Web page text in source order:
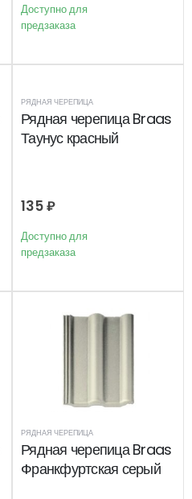
Доступно для
предзаказа
РЯДНАЯ ЧЕРЕПИЦА
Рядная черепица Braas
Таунус красный
135₽
Доступно для
предзаказа
РЯДНАЯ ЧЕРЕПИЦА
Рядная черепица Braas
Франкфуртская серый